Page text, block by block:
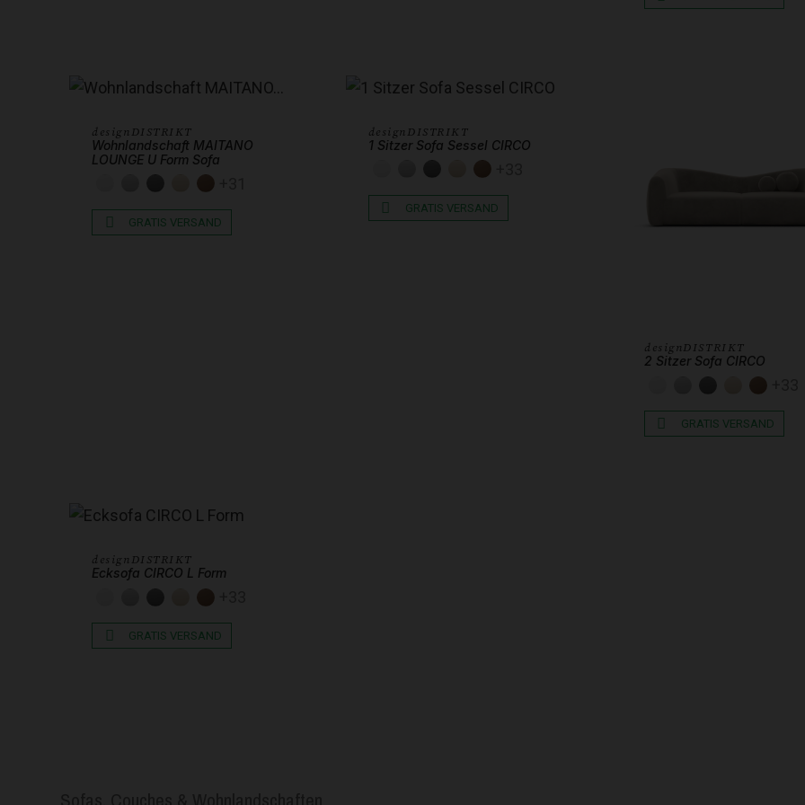
designDISTRIKT
Wohnlandschaft MAITANO
LOUNGE U Form Sofa
KUNSTLEDER WEISS
KUNSTLEDER HELLGRAU
KUNSTLEDER DUNKELGRAU
KUNSTLEDER BEIGE
KUNSTLEDER SCHOKOBRAUN
GRATIS VERSAND
designDISTRIKT
1 Sitzer Sofa Sessel CIRCO
KUNSTLEDER WEISS
KUNSTLEDER HELLGRAU
KUNSTLEDER DUNKELGRAU
KUNSTLEDER BEIGE
KUNSTLEDER SCHOKOBRAUN
GRATIS VERSAND
designDISTRIKT
2 Sitzer Sofa CIRCO
KUNSTLEDER WEISS
KUNSTLEDER
GRATIS VERSAND
designDISTRIKT
Ecksofa CIRCO L Form
KUNSTLEDER WEISS
KUNSTLEDER HELLGRAU
KUNSTLEDER DUNKELGRAU
KUNSTLEDER BEIGE
KUNSTLEDER SCHOKOBRAUN
GRATIS VERSAND